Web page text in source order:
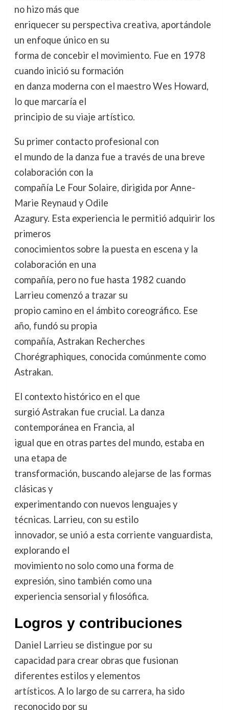
no hizo más que
enriquecer su perspectiva creativa, aportándole
un enfoque único en su
forma de concebir el movimiento. Fue en 1978
cuando inició su formación
en danza moderna con el maestro Wes Howard,
lo que marcaría el
principio de su viaje artístico.
Su primer contacto profesional con
el mundo de la danza fue a través de una breve
colaboración con la
compañía Le Four Solaire, dirigida por Anne-
Marie Reynaud y Odile
Azagury. Esta experiencia le permitió adquirir los
primeros
conocimientos sobre la puesta en escena y la
colaboración en una
compañía, pero no fue hasta 1982 cuando
Larrieu comenzó a trazar su
propio camino en el ámbito coreográfico. Ese
año, fundó su propia
compañía, Astrakan Recherches
Chorégraphiques, conocida comúnmente como
Astrakan.
El contexto histórico en el que
surgió Astrakan fue crucial. La danza
contemporánea en Francia, al
igual que en otras partes del mundo, estaba en
una etapa de
transformación, buscando alejarse de las formas
clásicas y
experimentando con nuevos lenguajes y
técnicas. Larrieu, con su estilo
innovador, se unió a esta corriente vanguardista,
explorando el
movimiento no solo como una forma de
expresión, sino también como una
experiencia sensorial y filosófica.
Logros y contribuciones
Daniel Larrieu se distingue por su
capacidad para crear obras que fusionan
diferentes estilos y elementos
artísticos. A lo largo de su carrera, ha sido
reconocido por su